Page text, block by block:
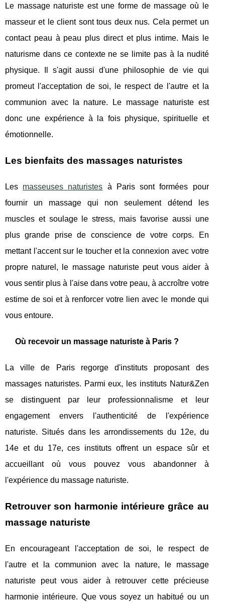
Le massage naturiste est une forme de massage où le
masseur et le client sont tous deux nus. Cela permet un
contact peau à peau plus direct et plus intime. Mais le
naturisme dans ce contexte ne se limite pas à la nudité
physique. Il s'agit aussi d'une philosophie de vie qui
promeut l'acceptation de soi, le respect de l'autre et la
communion avec la nature. Le massage naturiste est
donc une expérience à la fois physique, spirituelle et
émotionnelle.
Les bienfaits des massages naturistes
Les masseuses naturistes à Paris sont formées pour
fournir un massage qui non seulement détend les
muscles et soulage le stress, mais favorise aussi une
plus grande prise de conscience de votre corps. En
mettant l'accent sur le toucher et la connexion avec votre
propre naturel, le massage naturiste peut vous aider à
vous sentir plus à l'aise dans votre peau, à accroître votre
estime de soi et à renforcer votre lien avec le monde qui
vous entoure.
Où recevoir un massage naturiste à Paris ?
La ville de Paris regorge d'instituts proposant des
massages naturistes. Parmi eux, les instituts Natur&Zen
se distinguent par leur professionnalisme et leur
engagement envers l'authenticité de l'expérience
naturiste. Situés dans les arrondissements du 12e, du
14e et du 17e, ces instituts offrent un espace sûr et
accueillant où vous pouvez vous abandonner à
l'expérience du massage naturiste.
Retrouver son harmonie intérieure grâce au
massage naturiste
En encourageant l'acceptation de soi, le respect de
l'autre et la communion avec la nature, le massage
naturiste peut vous aider à retrouver cette précieuse
harmonie intérieure. Que vous soyez un habitué ou un